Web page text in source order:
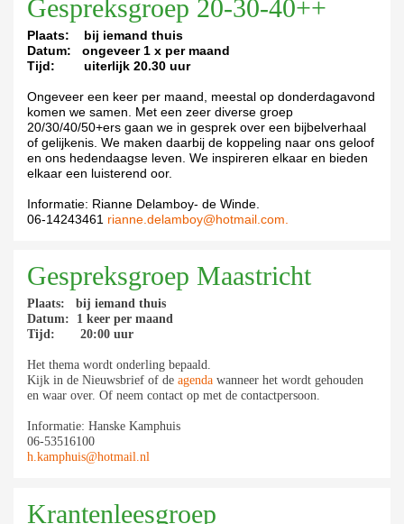
Gespreksgroep 20-30-40++
Plaats: bij iemand thuis
Datum: ongeveer 1 x per maand
Tijd: uiterlijk 20.30 uur
Ongeveer een keer per maand, meestal op donderdagavond
komen we samen. Met een zeer diverse groep
20/30/40/50+ers gaan we in gesprek over een bijbelverhaal
of gelijkenis. We maken daarbij de koppeling naar ons geloof
en ons hedendaagse leven. We inspireren elkaar en bieden
elkaar een luisterend oor.
Informatie: Rianne Delamboy- de Winde.
06-14243461 rianne.delamboy@hotmail.com.
Gespreksgroep Maastricht
Plaats: bij iemand thuis
Datum: 1 keer per maand
Tijd: 20:00 uur
Het thema wordt onderling bepaald.
Kijk in de Nieuwsbrief of de agenda wanneer het wordt gehouden
en waar over. Of neem contact op met de contactpersoon.
Informatie: Hanske Kamphuis
06-53516100
h.kamphuis@hotmail.nl
Krantenleesgroep